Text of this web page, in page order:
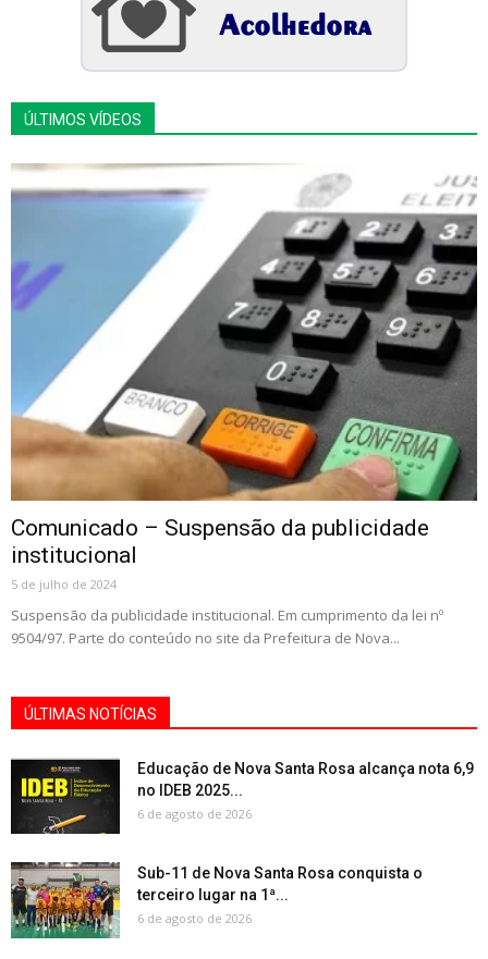
ÚLTIMOS VÍDEOS
Comunicado – Suspensão da publicidade
institucional
5 de julho de 2024
Suspensão da publicidade institucional. Em cumprimento da lei nº
9504/97. Parte do conteúdo no site da Prefeitura de Nova...
ÚLTIMAS NOTÍCIAS
Educação de Nova Santa Rosa alcança nota 6,9
no IDEB 2025...
6 de agosto de 2026
Sub-11 de Nova Santa Rosa conquista o
terceiro lugar na 1ª...
6 de agosto de 2026